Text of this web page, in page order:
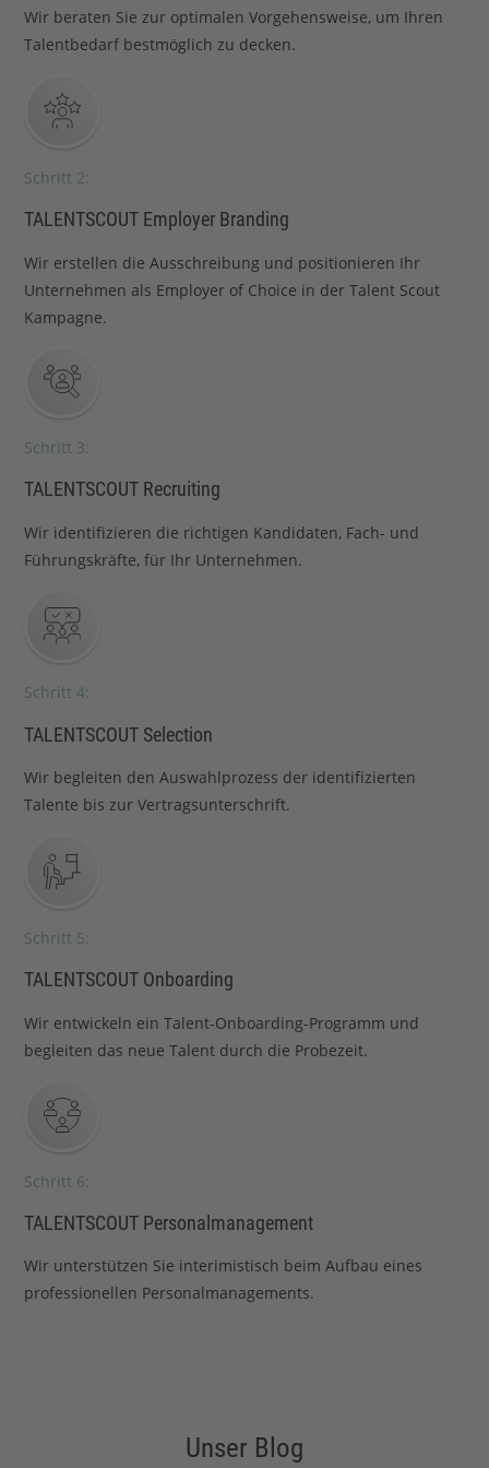
Wir beraten Sie zur optimalen Vorgehensweise, um Ihren
Talentbedarf bestmöglich zu decken.
Schritt 2:
TALENTSCOUT Employer Branding
Wir erstellen die Ausschreibung und positionieren Ihr
Unternehmen als Employer of Choice in der Talent Scout
Kampagne.
Schritt 3:
TALENTSCOUT Recruiting
Wir identifizieren die richtigen Kandidaten, Fach- und
Führungskräfte, für Ihr Unternehmen.
Schritt 4:
TALENTSCOUT Selection
Wir begleiten den Auswahlprozess der identifizierten
Talente bis zur Vertragsunterschrift.
Schritt 5:
TALENTSCOUT Onboarding
Wir entwickeln ein Talent-Onboarding-Programm und
begleiten das neue Talent durch die Probezeit.
Schritt 6:
TALENTSCOUT Personalmanagement
Wir unterstützen Sie interimistisch beim Aufbau eines
professionellen Personalmanagements.
Unser Blog